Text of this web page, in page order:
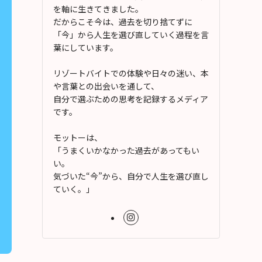
を軸に生きてきました。
だからこそ今は、過去を切り捨てずに
「今」から人生を選び直していく過程を言
葉にしています。
リゾートバイトでの体験や日々の迷い、本
や言葉との出会いを通して、
自分で選ぶための思考を記録するメディア
です。
モットーは、
「うまくいかなかった過去があってもい
い。
気づいた“今”から、自分で人生を選び直し
ていく。」